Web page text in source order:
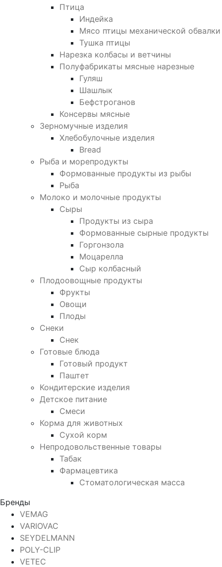
Птица
Индейка
Мясо птицы механической обвалки
Тушка птицы
Нарезка колбасы и ветчины
Полуфабрикаты мясные нарезные
Гуляш
Шашлык
Бефстроганов
Консервы мясные
Зерномучные изделия
Хлебобулочные изделия
Bread
Рыба и морепродукты
Формованные продукты из рыбы
Рыба
Молоко и молочные продукты
Сыры
Продукты из сыра
Формованные сырные продукты
Горгонзола
Моцарелла
Сыр колбасный
Плодоовощные продукты
Фрукты
Овощи
Плоды
Снеки
Снек
Готовые блюда
Готовый продукт
Паштет
Кондитерские изделия
Детское питание
Смеси
Корма для животных
Сухой корм
Непродовольственные товары
Табак
Фармацевтика
Стоматологическая масса
Бренды
VEMAG
VARIOVAC
SEYDELMANN
POLY-CLIP
VETEC